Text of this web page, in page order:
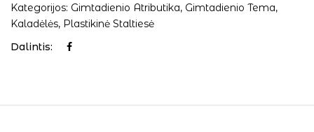
Kategorijos: Gimtadienio Atributika, Gimtadienio Tema,
Kaladėlės, Plastikinė Staltiesė
Dalintis: